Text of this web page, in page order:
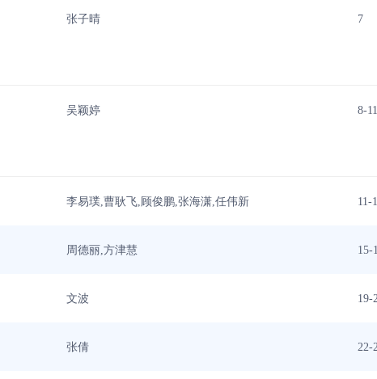
张子晴 7
吴颖婷 8-11
李易璞,曹耿飞,顾俊鹏,张海潇,任伟新 11-
周德丽,方津慧 15-
文波 19-
张倩 22-